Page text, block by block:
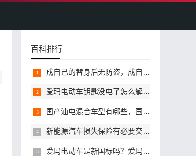
百科排行
成自己的替身后无防盗，成自己的替身后哪里能看完整无删减版本
爱玛电动车钥匙没电了怎么解锁，备用钥匙找不到还能开门吗
国产油电混合车型有哪些，国产油电混动高性价比值得选的有哪些
新能源汽车损失保险有必要交吗，它和传统机动车损失险有什么区别？
爱玛电动车是新国标吗？爱玛符合新国标能正常上牌吗？